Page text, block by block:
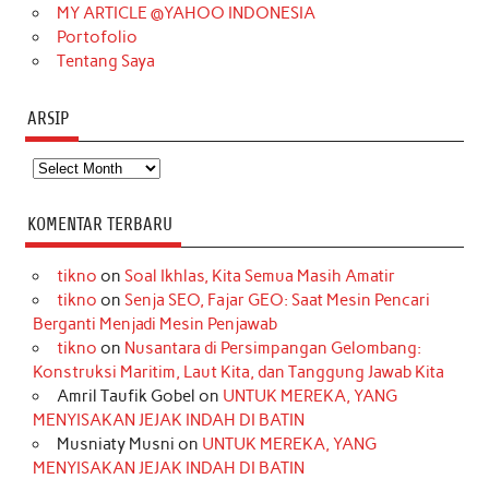
MY ARTICLE @YAHOO INDONESIA
Portofolio
Tentang Saya
ARSIP
Arsip
KOMENTAR TERBARU
tikno on Soal Ikhlas, Kita Semua Masih Amatir
tikno on Senja SEO, Fajar GEO: Saat Mesin Pencari
Berganti Menjadi Mesin Penjawab
tikno on Nusantara di Persimpangan Gelombang:
Konstruksi Maritim, Laut Kita, dan Tanggung Jawab Kita
Amril Taufik Gobel on UNTUK MEREKA, YANG
MENYISAKAN JEJAK INDAH DI BATIN
Musniaty Musni on UNTUK MEREKA, YANG
MENYISAKAN JEJAK INDAH DI BATIN